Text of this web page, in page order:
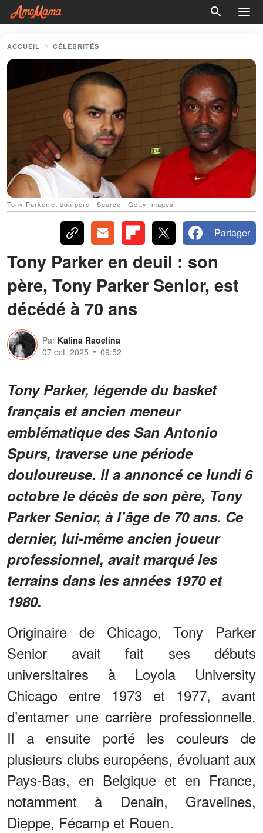
ACCUEIL CÉLÉBRITÉS
Tony Parker et son père | Source : Getty Images
Partager
Tony Parker en deuil : son
père, Tony Parker Senior, est
décédé à 70 ans
Par Kalina Raoelina
07 oct. 2025
09:52
Tony Parker, légende du basket
français et ancien meneur
emblématique des San Antonio
Spurs, traverse une période
douloureuse. Il a annoncé ce lundi 6
octobre le décès de son père, Tony
Parker Senior, à l’âge de 70 ans. Ce
dernier, lui-même ancien joueur
professionnel, avait marqué les
terrains dans les années 1970 et
1980.
Originaire de Chicago, Tony Parker
Senior avait fait ses débuts
universitaires à Loyola University
Chicago entre 1973 et 1977, avant
d’entamer une carrière professionnelle.
Il a ensuite porté les couleurs de
plusieurs clubs européens, évoluant aux
Pays-Bas, en Belgique et en France,
notamment à Denain, Gravelines,
Dieppe, Fécamp et Rouen.